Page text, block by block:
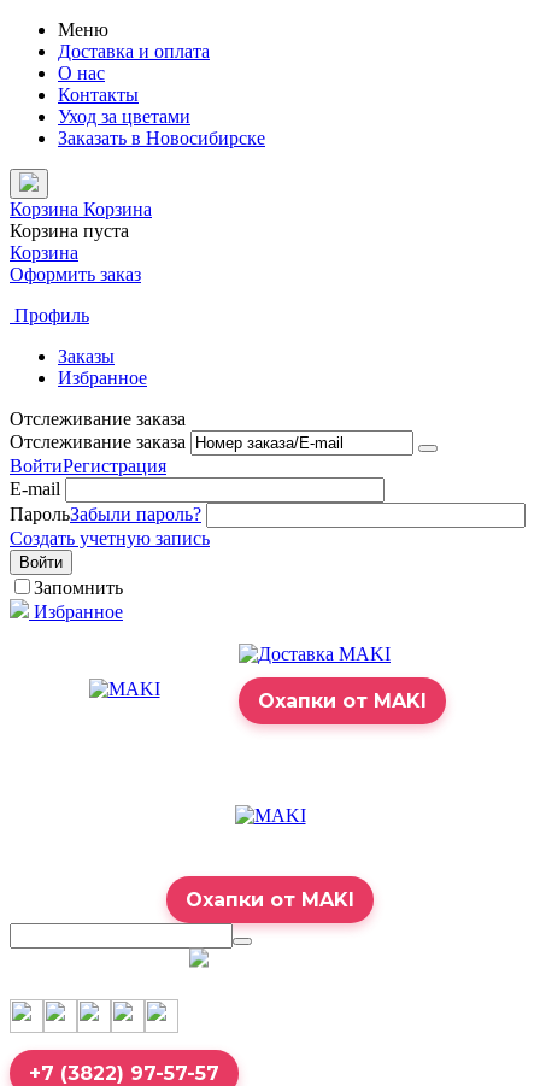
Меню
Доставка и оплата
О нас
Контакты
Уход за цветами
Заказать в Новосибирске
Корзина Корзина
Корзина пуста
Корзина
Оформить заказ
Профиль
Заказы
Избранное
Отслеживание заказа
Отслеживание заказа
ВойтиРегистрация
E-mail
ПарольЗабыли пароль?
Создать учетную запись
Войти
Запомнить
Избранное
Охапки от MAKI
Охапки от MAKI
+7 (3822) 97-57-57